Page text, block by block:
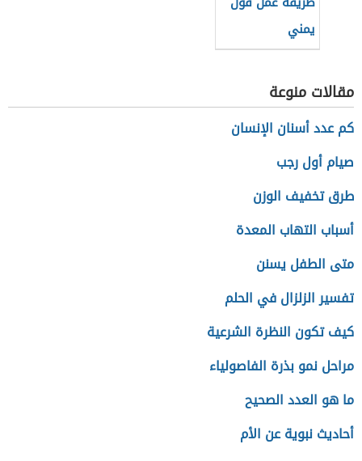
يمني
مقالات منوعة
كم عدد أسنان الإنسان
صيام أول رجب
طرق تخفيف الوزن
أسباب التهاب المعدة
متى الطفل يسنن
تفسير الزلزال في الحلم
كيف تكون النظرة الشرعية
مراحل نمو بذرة الفاصولياء
ما هو العدد الصحيح
أحاديث نبوية عن الأم